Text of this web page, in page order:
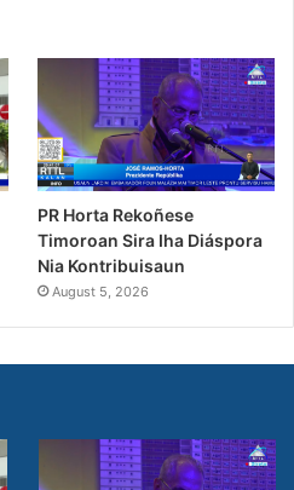
PR Horta Rekoñese
Timoroan Sira Iha Diáspora
Nia Kontribuisaun
August 5, 2026